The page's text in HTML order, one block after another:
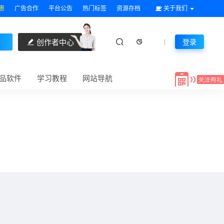
广告合作 平台公告 热门标签 资源存档 关于我们
创作者中心 登录
软件 学习教程 网站导航